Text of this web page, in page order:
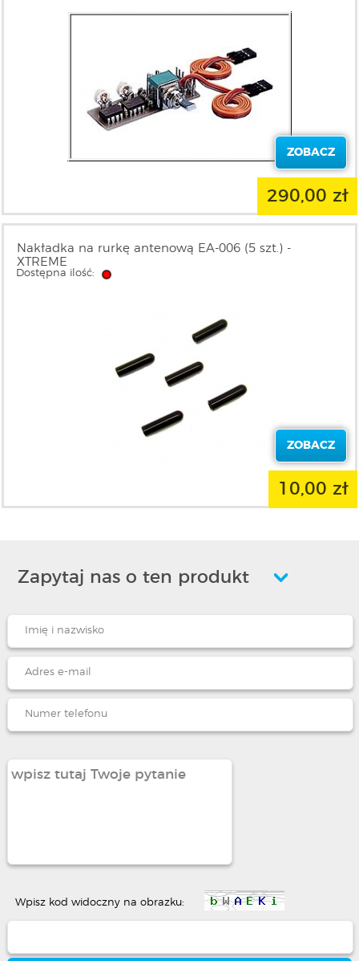
ZOBACZ
290,00 zł
Nakładka na rurkę antenową EA-006 (5 szt.) -
XTREME
Dostępna ilość:
ZOBACZ
10,00 zł
Zapytaj nas o ten produkt
Wpisz kod widoczny na obrazku: